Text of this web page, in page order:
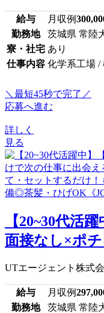
給与 月収例
勤務地
茨城県 常陸
寮・社宅 あり
仕事内容 化学系工場 /
＼最短45秒で完了／
応募へ進む
詳しく
見る
【20~30代活
面接なし×ポ
UTエージェント株式
給与 月収例
勤務地
茨城県 常陸